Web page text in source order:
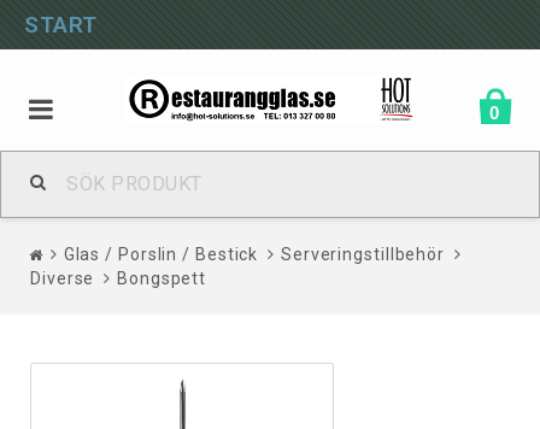
START
0
Glas / Porslin / Bestick
Serveringstillbehör
Diverse
Bongspett